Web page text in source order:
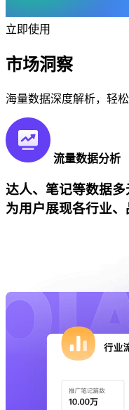
立即使用
市场洞察
海量数据深度解析，轻
流量数据分析
达人、笔记等数据
为用户展现各行业、